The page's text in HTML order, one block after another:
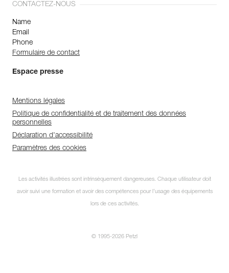
CONTACTEZ-NOUS
Name
Email
Phone
Formulaire de contact
Espace presse
Mentions légales
Politique de confidentialité et de traitement des données
personnelles
Déclaration d'accessibilité
Paramètres des cookies
Les activités illustrées sont intrinsèquement dangereuses. Chaque utilisateur doit
avoir suivi une formation et avoir des compétences pour l’usage des équipements
lors de ces activités.
© 1995-2026 Petzl